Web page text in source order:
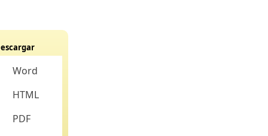
Word
HTML
PDF